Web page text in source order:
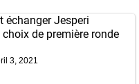
échanger Jesperi
de première ronde
3, 2021